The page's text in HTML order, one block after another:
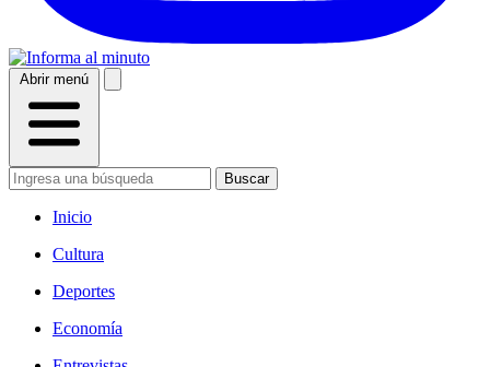
Abrir menú
Buscar
Inicio
Cultura
Deportes
Economía